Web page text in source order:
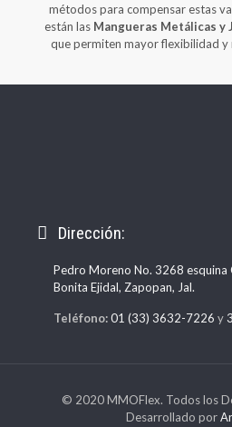
métodos para compensar estas
están las Mangueras Metálicas y
que permiten mayor flexibilidad y
Dirección:
Pedro Moreno No. 3268 esquina
Bonita Ejidal, Zapopan, Jal.
Teléfono:01 (33) 3632-7226 y
© 2020 MMOFlex. Todos los
Desarrollado por